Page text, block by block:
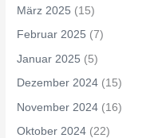
März 2025 (15)
Februar 2025 (7)
Januar 2025 (5)
Dezember 2024 (15)
November 2024 (16)
Oktober 2024 (22)